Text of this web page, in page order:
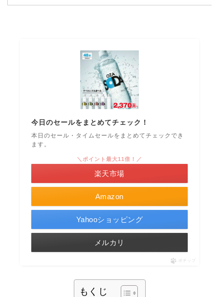
今日のセールをまとめてチェック！
本日のセール・タイムセールをまとめてチェックでき
ます。
Amazon
＼ポイント最大11倍！／
楽天市場
Yahooショッピング
メルカリ
ポチップ
もくじ